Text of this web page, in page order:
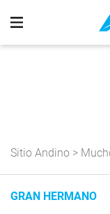
Sitio Andino >
GRAN HERMANO